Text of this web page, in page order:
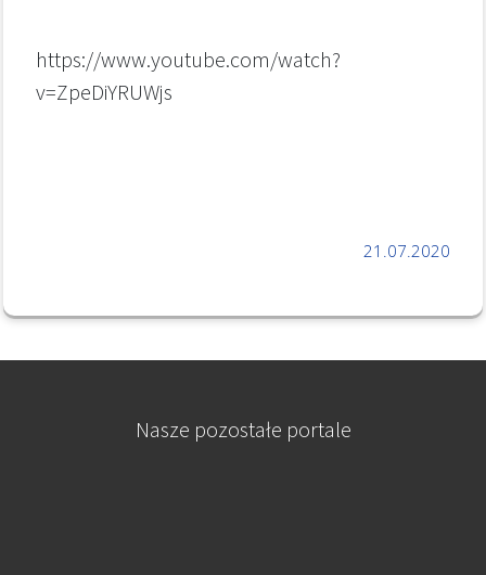
https://www.youtube.com/watch?
v=ZpeDiYRUWjs
21.07.2020
Nasze pozostałe portale